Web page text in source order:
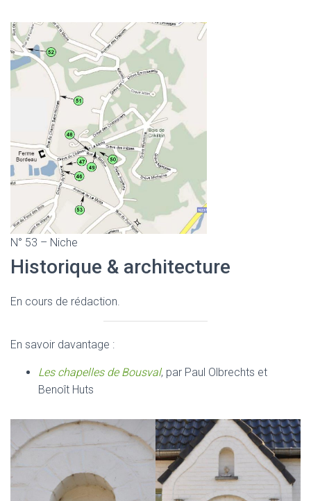
N° 53 – Niche
Historique & architecture
En cours de rédaction.
En savoir davantage :
Les chapelles de Bousval, par Paul Olbrechts et
Benoît Huts